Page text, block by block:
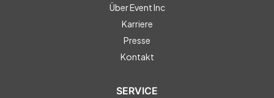
Über Event Inc
Karriere
Presse
Kontakt
SERVICE